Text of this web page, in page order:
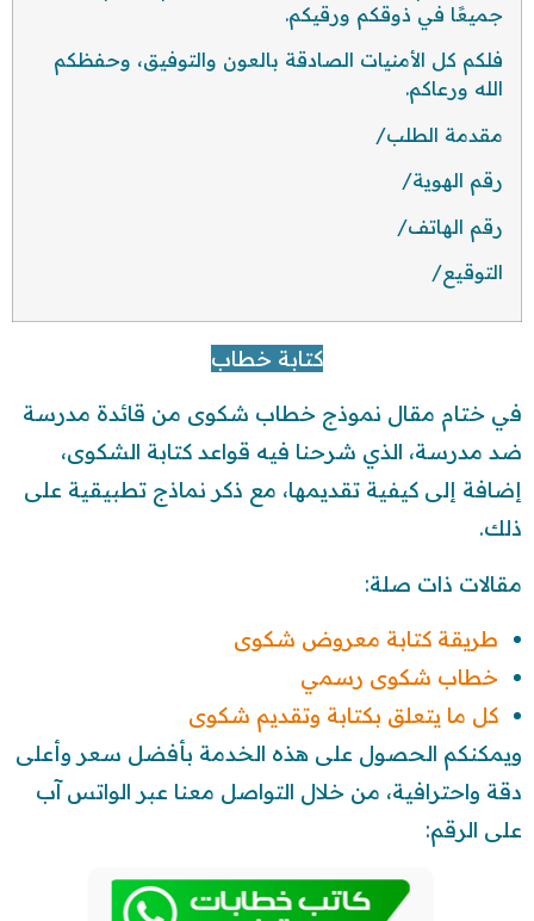
جميعًا في ذوقكم ورقيكم.
فلكم كل الأمنيات الصادقة بالعون والتوفيق، وحفظكم
الله ورعاكم.
مقدمة الطلب/
رقم الهوية/
رقم الهاتف/
التوقيع/
كتابة خطاب
في ختام مقال نموذج خطاب شكوى من قائدة مدرسة
ضد مدرسة، الذي شرحنا فيه قواعد كتابة الشكوى،
إضافة إلى كيفية تقديمها، مع ذكر نماذج تطبيقية على
ذلك.
مقالات ذات صلة:
طريقة كتابة معروض شكوى
خطاب شكوى رسمي
كل ما يتعلق بكتابة وتقديم شكوى
ويمكنكم الحصول على هذه الخدمة بأفضل سعر وأعلى
دقة واحترافية، من خلال التواصل معنا عبر الواتس آب
على الرقم: